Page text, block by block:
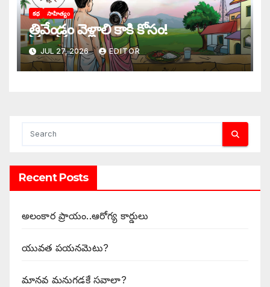
కథ సాహిత్యం
‌త్రివేండ్రం వెళ్లాలి కాకి కోసం!
JUL 27, 2026 EDITOR
Recent Posts
అలంకార ప్రాయం..ఆరోగ్య కార్డులు
యువత పయనమెటు?
మానవ మనుగడకే సవాలా?